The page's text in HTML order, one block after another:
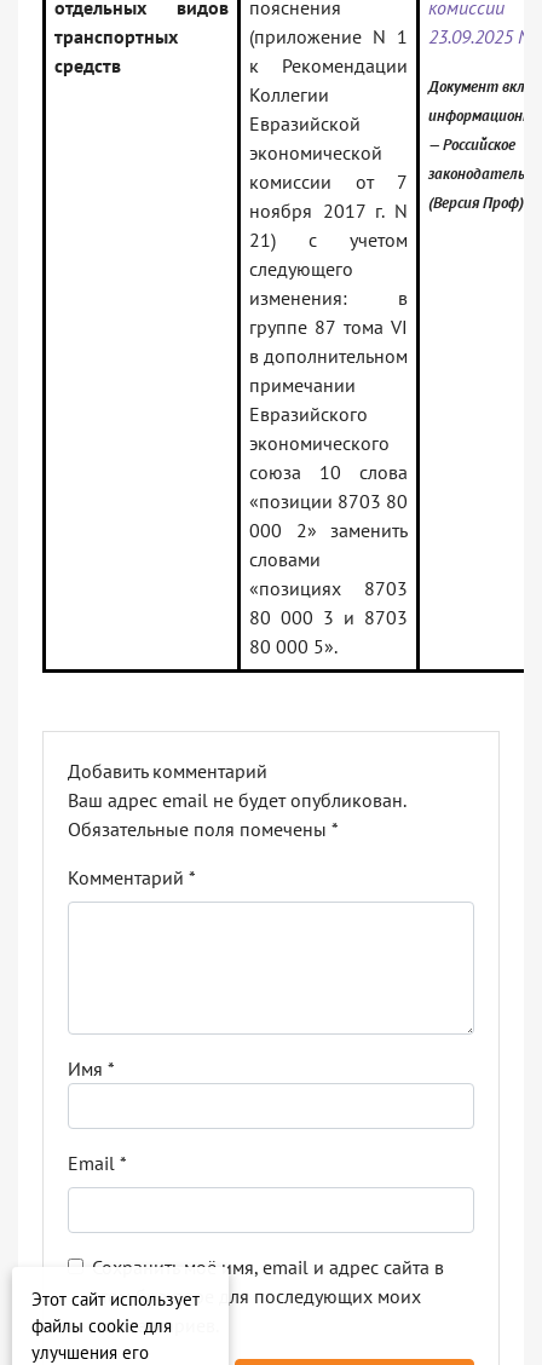
отдельных видов
транспортных
средств
пояснения
(приложение N 1
к Рекомендации
Коллегии
Евразийской
экономической
комиссии от 7
ноября 2017 г. N
21) с учетом
следующего
изменения: в
группе 87 тома VI
в дополнительном
примечании
Евразийского
экономического
союза 10 слова
«позиции 8703 80
000 2» заменить
словами
«позициях 8703
80 000 3 и 8703
80 000 5».
23.09.2025 N
Документ
— Российское
(Версия Проф)
Добавить комментарий
Ваш адрес email не будет опубликован.
Обязательные поля помечены *
Комментарий *
Имя *
Email *
Сохранить моё имя, email и адрес сайта в
этом браузере для последующих моих
комментариев.
Этот сайт использует
файлы cookie для
улучшения его